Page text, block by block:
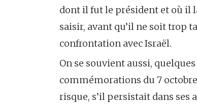
dont il fut le président et où il
saisir, avant qu’il ne soit trop
confrontation avec Israël.
On se souvient aussi,
commémorations du 7
risque, s’il persistait dans